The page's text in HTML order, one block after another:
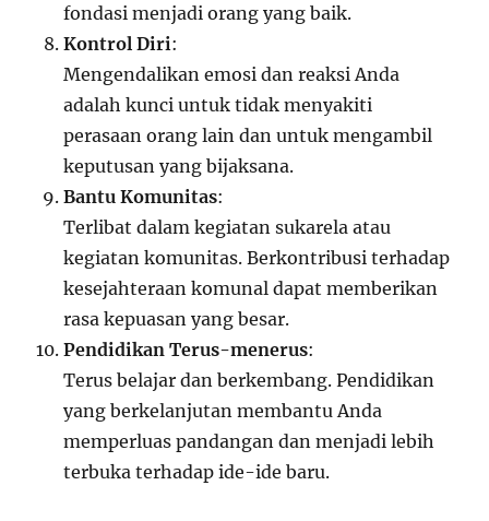
fondasi menjadi orang yang baik.
Kontrol Diri:
Mengendalikan emosi dan reaksi Anda
adalah kunci untuk tidak menyakiti
perasaan orang lain dan untuk mengambil
keputusan yang bijaksana.
Bantu Komunitas:
Terlibat dalam kegiatan sukarela atau
kegiatan komunitas. Berkontribusi terhadap
kesejahteraan komunal dapat memberikan
rasa kepuasan yang besar.
Pendidikan Terus-menerus:
Terus belajar dan berkembang. Pendidikan
yang berkelanjutan membantu Anda
memperluas pandangan dan menjadi lebih
terbuka terhadap ide-ide baru.